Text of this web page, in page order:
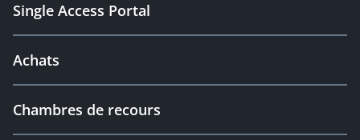
Single Access Portal
Achats
Chambres de recours